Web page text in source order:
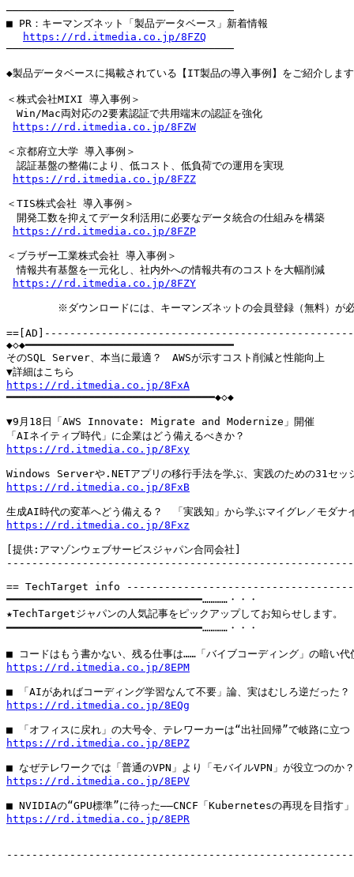
────────────────────────────────────
■ PR：キーマンズネット「製品データベース」新着情報
https://rd.itmedia.co.jp/8FZQ
────────────────────────────────────
◆製品データベースに掲載されている【IT製品の導入事例】をご紹介しま
＜株式会社MIXI 導入事例＞
Win/Mac両対応の2要素認証で共用端末の認証を強化
https://rd.itmedia.co.jp/8FZW
＜京都府立大学 導入事例＞
認証基盤の整備により、低コスト、低負荷での運用を実現
https://rd.itmedia.co.jp/8FZZ
＜TIS株式会社 導入事例＞
開発工数を抑えてデータ利活用に必要なデータ統合の仕組みを構築
https://rd.itmedia.co.jp/8FZP
＜ブラザー工業株式会社 導入事例＞
情報共有基盤を一元化し、社内外への情報共有のコストを大幅削減
https://rd.itmedia.co.jp/8FZY
※ダウンロードには、キーマンズネットの会員登録（無料）が必
◆◇◆━━━━━━━━━━━━━━━━━━━━━━━━━━━━━━━━━
そのSQL Server、本当に最適？　AWSが示すコスト削減と性能向上
https://rd.itmedia.co.jp/8FxA
━━━━━━━━━━━━━━━━━━━━━━━━━━━━━━━━━◆◇◆
▼9月18日「AWS Innovate: Migrate and Modernize」開催
https://rd.itmedia.co.jp/8Fxy
https://rd.itmedia.co.jp/8FxB
https://rd.itmedia.co.jp/8Fxz
[提供:アマゾンウェブサービスジャパン合同会社]
== TechTarget info
━━━━━━━━━━━━━━━━━━━━━━━━━━━━━━━…………・・・
★TechTargetジャパンの人気記事をピックアップしてお知らせします。
━━━━━━━━━━━━━━━━━━━━━━━━━━━━━━━…………・・・
https://rd.itmedia.co.jp/8EPM
https://rd.itmedia.co.jp/8EQg
https://rd.itmedia.co.jp/8EPZ
https://rd.itmedia.co.jp/8EPV
https://rd.itmedia.co.jp/8EPR